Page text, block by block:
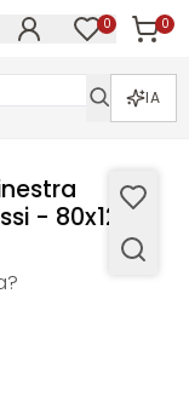
0 0
IA
- 80x120